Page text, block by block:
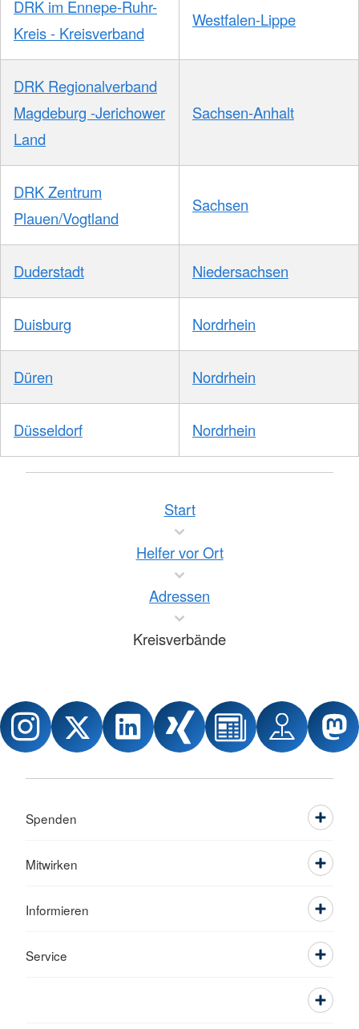
DRK im Ennepe-Ruhr-
Kreis - Kreisverband
Westfalen-Lippe
DRK Regionalverband
Magdeburg -Jerichower
Land
Sachsen-Anhalt
DRK Zentrum
Plauen/Vogtland
Sachsen
Duderstadt Niedersachsen
Duisburg Nordrhein
Düren Nordrhein
Düsseldorf Nordrhein
Start
Helfer vor Ort
Adressen
Kreisverbände
Spenden
Mitwirken
Informieren
Service